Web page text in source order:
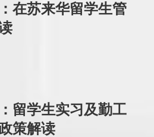
在苏来华留学生管
留学生实习及勤工
策解读